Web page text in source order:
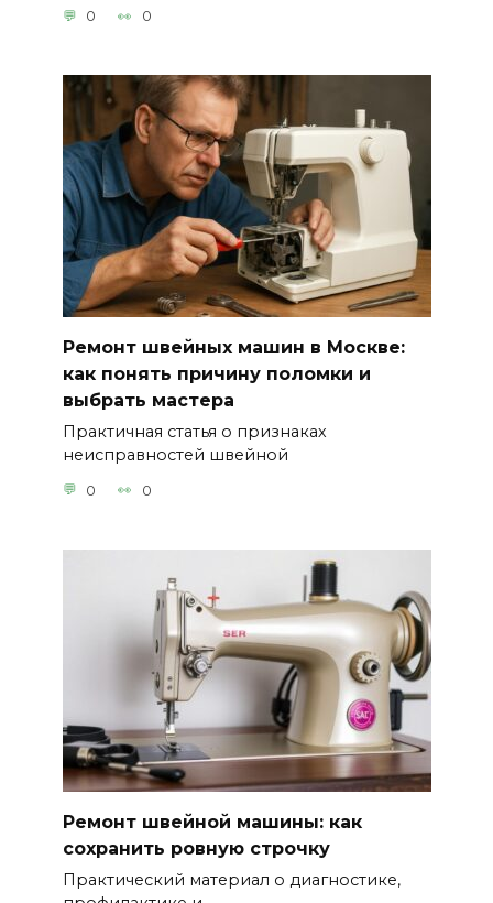
0 0
Ремонт швейных машин в Москве:
как понять причину поломки и
выбрать мастера
Практичная статья о признаках
неисправностей швейной
0 0
Ремонт швейной машины: как
сохранить ровную строчку
Практический материал о диагностике,